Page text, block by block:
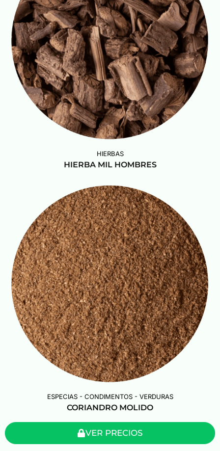
HIERBAS
HIERBA MIL HOMBRES
ESPECIAS - CONDIMENTOS - VERDURAS
CORIANDRO MOLIDO
VER PRECIOS